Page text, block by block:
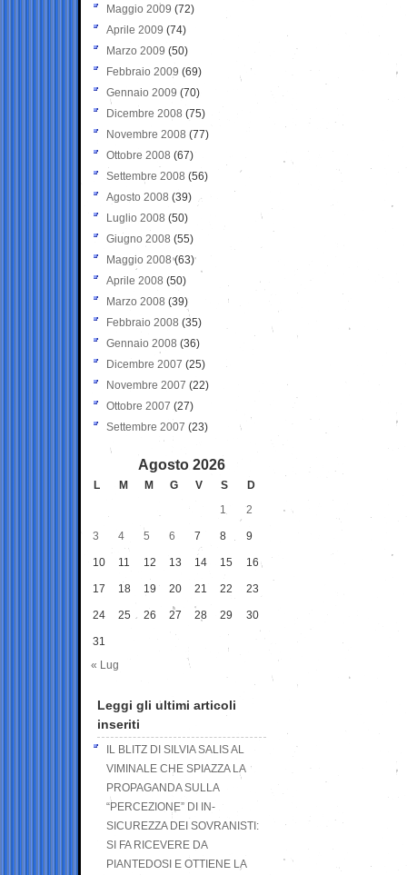
Maggio 2009 (72)
Aprile 2009 (74)
Marzo 2009 (50)
Febbraio 2009 (69)
Gennaio 2009 (70)
Dicembre 2008 (75)
Novembre 2008 (77)
Ottobre 2008 (67)
Settembre 2008 (56)
Agosto 2008 (39)
Luglio 2008 (50)
Giugno 2008 (55)
Maggio 2008(63)
Aprile 2008 (50)
Marzo 2008 (39)
Febbraio 2008 (35)
Gennaio 2008 (36)
Dicembre 2007 (25)
Novembre 2007 (22)
Ottobre 2007 (27)
Settembre 2007 (23)
Agosto 2026
L M M G V S
D
1
2
3 4 5 6 7 8 9
10 11 12 13 14 15 16
17 18 19 20 21 22 23
24 25 26 27 28 29 30
31
« Lug
Leggi gli ultimi articoli
inseriti
IL BLITZ DI SILVIA SALIS AL
VIMINALE CHE SPIAZZA LA
PROPAGANDA SULLA
“PERCEZIONE” DI IN-
SICUREZZA DEI SOVRANISTI:
SI FA RICEVERE DA
PIANTEDOSI E OTTIENE LA